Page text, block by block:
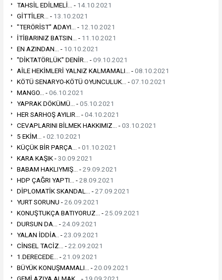
TAHSİL EDİLMELİ... - 14.10.2021
GİTTİLER... - 13.10.2021
"TERÖRİST" ADAYI... - 12.10.2021
İTİBARINIZ BATSIN... - 11.10.2021
EN AZINDAN... - 10.10.2021
"DİKTATÖRLÜK" DENİR... -09.10.2021
AİLE HEKİMLERİ YALNIZ KALMAMALI... -08.10.2021
KÖTÜ SENARYO-KÖTÜ OYUNCULUK... -07.10.2021
MANGO... -06.10.2021
YAPRAK DÖKÜMÜ... -05.10.2021
HER SARHOŞ AYILIR... -04.10.2021
CEVAPLARINI BİLMEK HAKKIMIZ... -03.10.2021
5 EKİM... -02.10.2021
KÜÇÜK BİR PARÇA... -01.10.2021
KARA KAŞIK -30.09.2021
BABAM HAKLIYMIŞ... -29.09.2021
HDP ÇAĞRI YAPTI... -28.09.2021
DİPLOMATİK SKANDAL... -27.09.2021
YURT SORUNU -26.09.2021
KONUŞTUKÇA BATIYORUZ... -25.09.2021
DURSUN DA... -24.09.2021
YALAN İDDİA.. -23.09.2021
CİNSEL TACİZ... -22.09.2021
1.DERECEDE... -21.09.2021
BÜYÜK KONUŞMAMALI... -20.09.2021